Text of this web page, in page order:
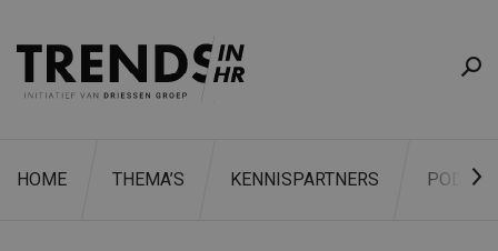
HOME THEMA’S KENNISPARTNERS